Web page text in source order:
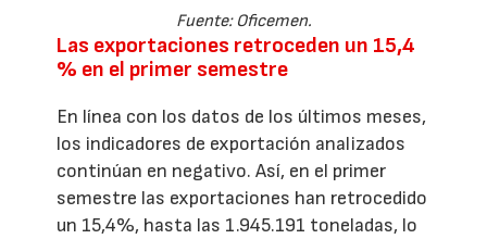
Fuente: Oficemen.
Las exportaciones retroceden un 15,4
% en el primer semestre
En línea con los datos de los últimos meses,
los indicadores de exportación analizados
continúan en negativo. Así, en el primer
semestre las exportaciones han retrocedido
un 15,4%, hasta las 1.945.191 toneladas, lo